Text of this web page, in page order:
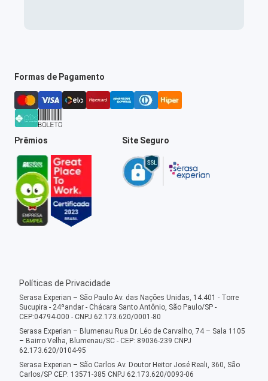
Formas de Pagamento
Prêmios Site Seguro
Políticas de Privacidade
Serasa Experian – São Paulo Av. das Nações Unidas, 14.401 - Torre
Sucupira - 24ºandar - Chácara Santo Antônio, São Paulo/SP -
CEP:04794-000 - CNPJ 62.173.620/0001-80
Serasa Experian – Blumenau Rua Dr. Léo de Carvalho, 74 – Sala 1105
– Bairro Velha, Blumenau/SC - CEP: 89036-239 CNPJ
62.173.620/0104-95
Serasa Experian – São Carlos Av. Doutor Heitor José Reali, 360, São
Carlos/SP CEP: 13571-385 CNPJ 62.173.620/0093-06